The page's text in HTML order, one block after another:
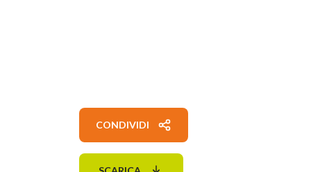
CONDIVIDI